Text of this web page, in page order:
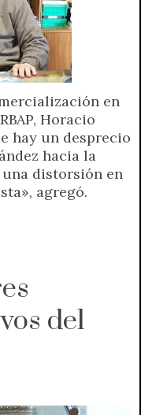
en
Horacio
hay un desprecio
hacia la
distorsión en
agregó.
del